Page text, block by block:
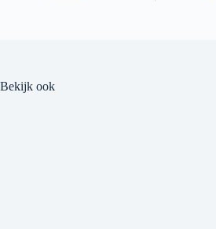
Bekijk ook